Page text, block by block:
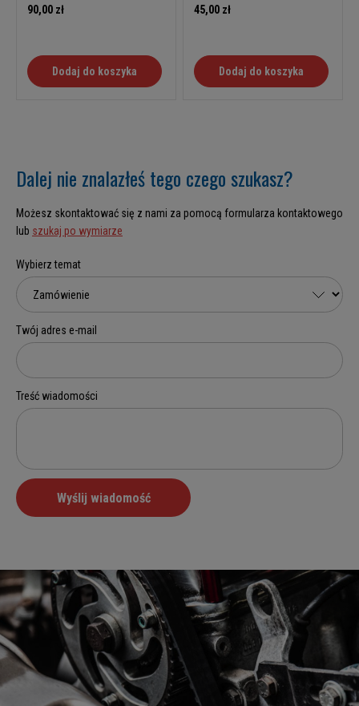
90,00 zł
Dodaj do koszyka
45,00 zł
Dodaj do koszyka
Dalej nie znalazłeś tego czego szukasz?
Możesz skontaktować się z nami za pomocą formularza kontaktowego
lub szukaj po wymiarze